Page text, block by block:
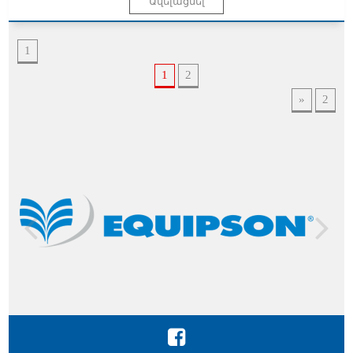
1
1
2
»
2